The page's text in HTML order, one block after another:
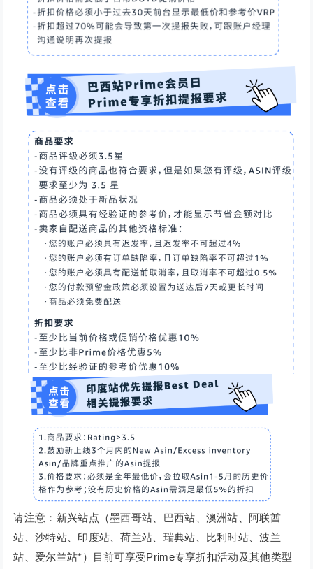
请注意：新兴站点（墨西哥站、巴西站、澳洲站、阿联酋
站、沙特站、印度站、荷兰站、瑞典站、比利时站、波兰
站、爱尔兰站*）目前可享受Prime专享折扣活动及其他类型